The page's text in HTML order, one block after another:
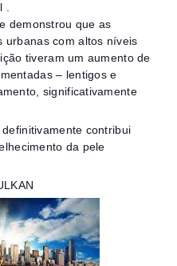
.
demonstrou que as
urbanas com altos níveis
tiveram um aumento de
– lentigos e
significativamente
contribui
da pele